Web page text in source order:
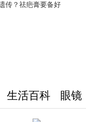
传？祛疤膏要备好
生活百科 眼镜